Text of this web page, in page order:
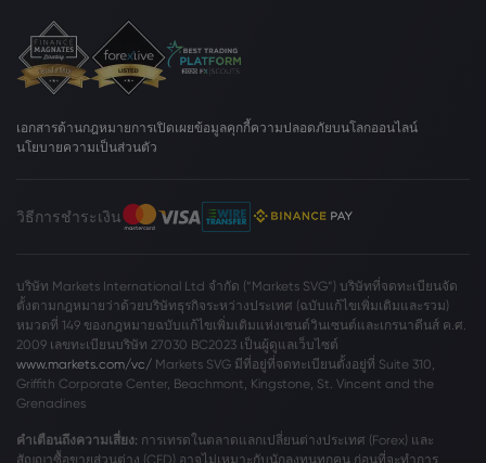
เอกสารด้านกฎหมายการเปิดเผยข้อมูลคุกกี้ความปลอดภัยบนโลกออนไลน์
นโยบายความเป็นส่วนตัว
วิธีการชำระเงิน
บริษัท Markets International Ltd จำกัด (“Markets SVG”) บริษัทที่จดทะเบียนจัด
ตั้งตามกฎหมายว่าด้วยบริษัทธุรกิจระหว่างประเทศ (ฉบับแก้ไขเพิ่มเติมและรวม)
หมวดที่ 149 ของกฎหมายฉบับแก้ไขเพิ่มเติมแห่งเซนต์วินเซนต์และเกรนาดีนส์ ค.ศ.
2009 เลขทะเบียนบริษัท 27030 BC2023 เป็นผู้ดูแลเว็บไซต์
www.markets.com/vc/ Markets SVG มีที่อยู่ที่จดทะเบียนตั้งอยู่ที่ Suite 310,
Griffith Corporate Center, Beachmont, Kingstone, St. Vincent and the
Grenadines
คำเตือนถึงความเสี่ยง: การเทรดในตลาดแลกเปลี่ยนต่างประเทศ (Forex) และ
สัญญาซื้อขายส่วนต่าง (CFD) อาจไม่เหมาะกับนักลงทุนทุกคน ก่อนที่จะทำการ